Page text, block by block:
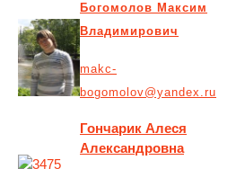
Богомолов Максим
Владимирович
makc-
bogomolov@yandex.ru
Гончарик Алеся
Александровна